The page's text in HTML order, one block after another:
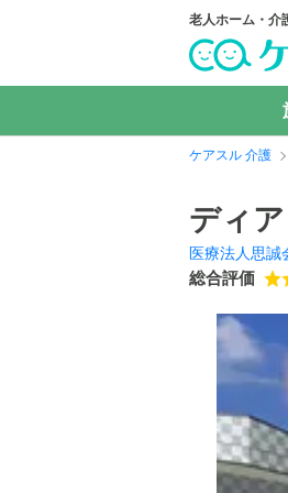
老人ホーム・介
ケアスル 介護
ディ
医療法人思誠
総合評価